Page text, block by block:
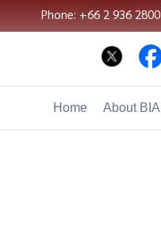
Phone: +66 2 936 2800
Home About BIA